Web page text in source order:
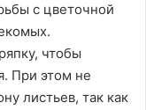
с цветочной
чтобы
При этом не
листьев, так как